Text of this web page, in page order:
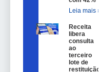
Leia mais »
Receita
libera
consulta
ao
terceiro
lote de
restituição